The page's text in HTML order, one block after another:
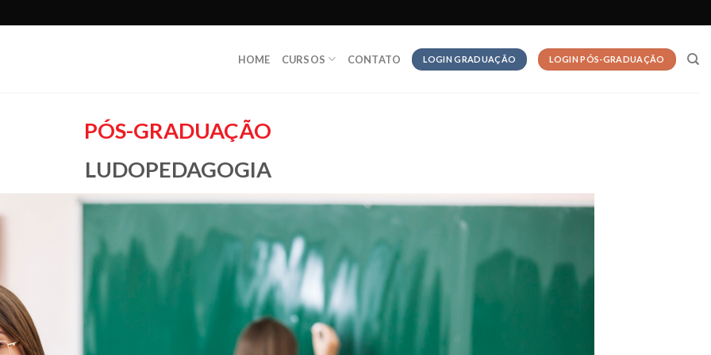
HOME CURSOS CONTATO LOGIN GRADUAÇÃO LOGIN PÓS-GRADUAÇÃO
PÓS-GRADUAÇÃO
LUDOPEDAGOGIA